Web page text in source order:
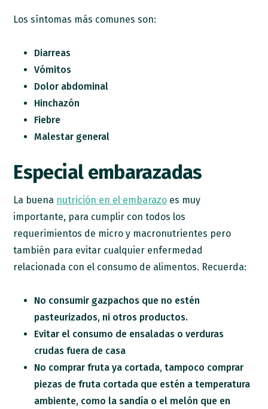
Los síntomas más comunes son:
Diarreas
Vómitos
Dolor abdominal
Hinchazón
Fiebre
Malestar general
Especial embarazadas
La buena nutrición en el embarazo es muy
importante, para cumplir con todos los
requerimientos de micro y macronutrientes pero
también para evitar cualquier enfermedad
relacionada con el consumo de alimentos. Recuerda:
No consumir gazpachos que no estén
pasteurizados, ni otros productos.
Evitar el consumo de ensaladas o verduras
crudas fuera de casa
No comprar fruta ya cortada, tampoco comprar
piezas de fruta cortada que estén a temperatura
ambiente, como la sandía o el melón que en